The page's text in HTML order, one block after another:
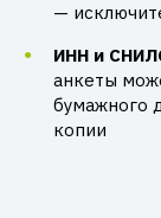
—
ИНН и
анкеты
бумажного
копии